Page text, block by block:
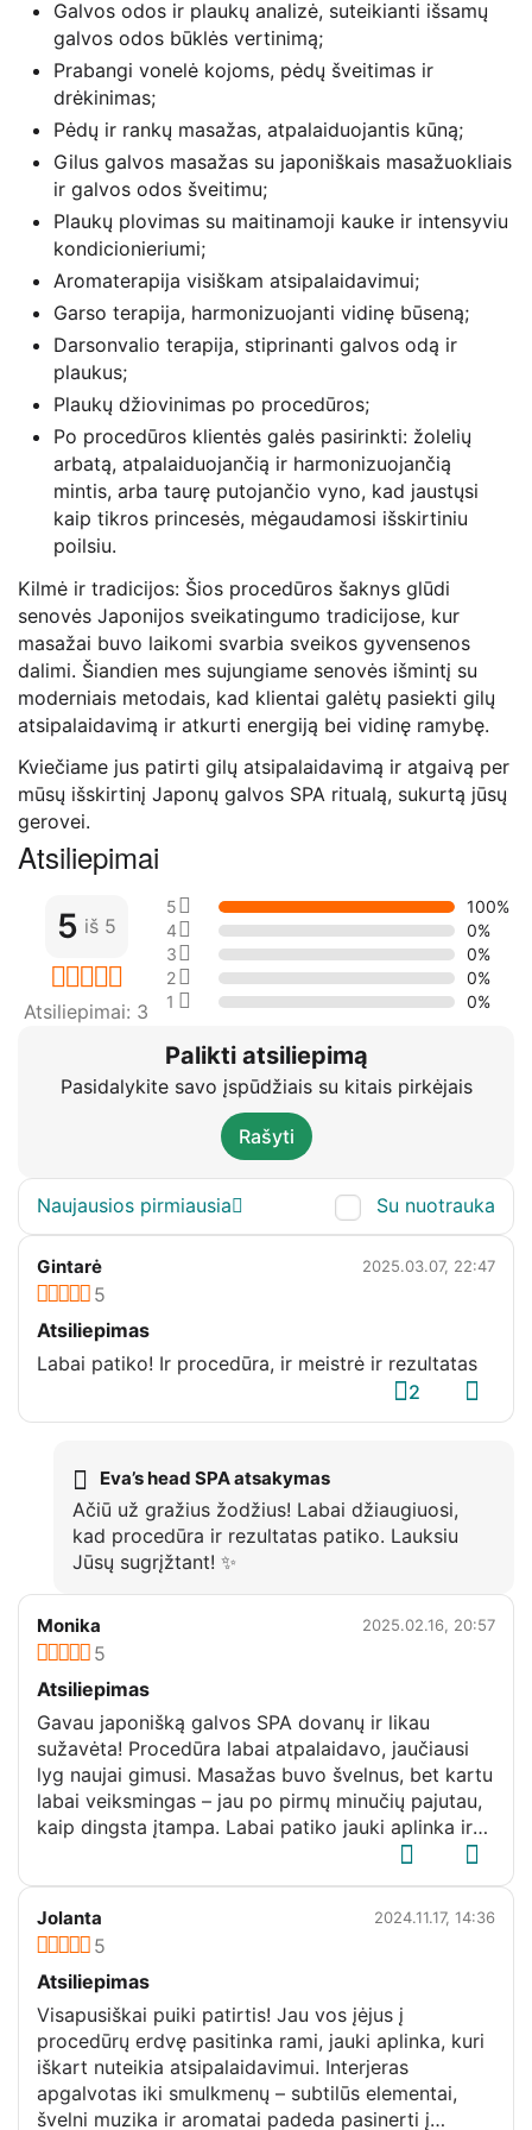
Galvos odos ir plaukų analizė, suteikianti išsamų
galvos odos būklės vertinimą;
Prabangi vonelė kojoms, pėdų šveitimas ir
drėkinimas;
Pėdų ir rankų masažas, atpalaiduojantis kūną;
Gilus galvos masažas su japoniškais masažuokliais
ir galvos odos šveitimu;
Plaukų plovimas su maitinamoji kauke ir intensyviu
kondicionieriumi;
Aromaterapija visiškam atsipalaidavimui;
Garso terapija, harmonizuojanti vidinę būseną;
Darsonvalio terapija, stiprinanti galvos odą ir
plaukus;
Plaukų džiovinimas po procedūros;
Po procedūros klientės galės pasirinkti: žolelių
arbatą, atpalaiduojančią ir harmonizuojančią
mintis, arba taurę putojančio vyno, kad jaustųsi
kaip tikros princesės, mėgaudamosi išskirtiniu
poilsiu.
Kilmė ir tradicijos: Šios procedūros šaknys glūdi
senovės Japonijos sveikatingumo tradicijose, kur
masažai buvo laikomi svarbia sveikos gyvensenos
dalimi. Šiandien mes sujungiame senovės išmintį su
moderniais metodais, kad klientai galėtų pasiekti gilų
atsipalaidavimą ir atkurti energiją bei vidinę ramybę.
Kviečiame jus patirti gilų atsipalaidavimą ir atgaivą per
mūsų išskirtinį Japonų galvos SPA ritualą, sukurtą jūsų
gerovei.
Atsiliepimai
Palikti atsiliepimą
Pasidalykite savo įspūdžiais su kitais pirkėjais
Rašyti
5 iš 5
Atsiliepimai: 3
5 žvaigžės
100%
4 žvaigžės
0%
3 žvaigžės
0%
2 žvaigžės
0%
1 žvaigždė
0%
Naujausios pirmiausia Su nuotrauka
Gintarė 2025.03.07, 22:47
5
Atsiliepimas
Labai patiko! Ir procedūra, ir meistrė ir rezultatas
2
Eva’s head SPA atsakymas
Ačiū už gražius žodžius! Labai džiaugiuosi,
kad procedūra ir rezultatas patiko. Lauksiu
Jūsų sugrįžtant! ✨
Monika 2025.02.16, 20:57
5
Atsiliepimas
Gavau japonišką galvos SPA dovanų ir likau
sužavėta! Procedūra labai atpalaidavo, jaučiausi
lyg naujai gimusi. Masažas buvo švelnus, bet kartu
labai veiksmingas – jau po pirmų minučių pajutau,
kaip dingsta įtampa. Labai patiko jauki aplinka ir
rūpestingas požiūris. Po procedūros galva tapo
Jolanta 2024.11.17, 14:36
5
Atsiliepimas
Visapusiškai puiki patirtis! Jau vos įėjus į
procedūrų erdvę pasitinka rami, jauki aplinka, kuri
iškart nuteikia atsipalaidavimui. Interjeras
apgalvotas iki smulkmenų – subtilūs elementai,
švelni muzika ir aromatai padeda pasinerti į